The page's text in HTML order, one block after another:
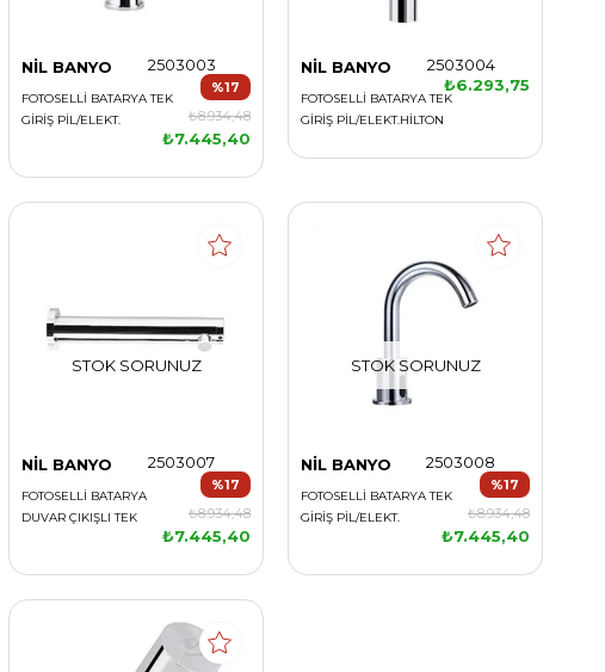
NİL BANYO
FOTOSELLİ BATARYA TEK
GİRİŞ PİL/ELEKT.
2503003
₺7.445,40
₺8.934,48
%17
NİL BANYO
FOTOSELLİ BATARYA TEK
GİRİŞ PİL/ELEKT.HİLTON
2503004
₺6.293,75
STOK SORUNUZ
NİL BANYO
FOTOSELLİ BATARYA
DUVAR ÇIKIŞLI TEK
2503007
₺7.445,40
₺8.934,48
%17
STOK SORUNUZ
NİL BANYO
FOTOSELLİ BATARYA TEK
GİRİŞ PİL/ELEKT.
2503008
₺7.445,40
₺8.934,48
%17